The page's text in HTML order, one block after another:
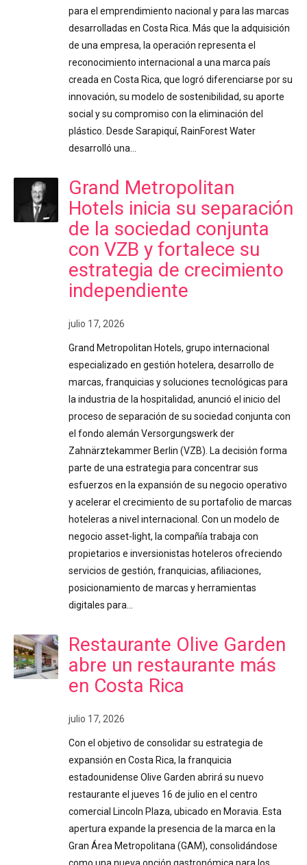
para el emprendimiento nacional y para las marcas
desarrolladas en Costa Rica. Más que la adquisición
de una empresa, la operación representa el
reconocimiento internacional a una marca país
creada en Costa Rica, que logró diferenciarse por su
innovación, su modelo de sostenibilidad, su aporte
social y su compromiso con la eliminación del
plástico. Desde Sarapiquí, RainForest Water
desarrolló una…
Grand Metropolitan
Hotels inicia su separación
de la sociedad conjunta
con VZB y fortalece su
estrategia de crecimiento
independiente
julio 17, 2026
Grand Metropolitan Hotels, grupo internacional
especializado en gestión hotelera, desarrollo de
marcas, franquicias y soluciones tecnológicas para
la industria de la hospitalidad, anunció el inicio del
proceso de separación de su sociedad conjunta con
el fondo alemán Versorgungswerk der
Zahnärztekammer Berlin (VZB). La decisión forma
parte de una estrategia para concentrar sus
esfuerzos en la expansión de su negocio operativo
y acelerar el crecimiento de su portafolio de marcas
hoteleras a nivel internacional. Con un modelo de
negocio asset-light, la compañía trabaja con
propietarios e inversionistas hoteleros ofreciendo
servicios de gestión, franquicias, afiliaciones,
posicionamiento de marcas y herramientas
digitales para…
Restaurante Olive Garden
abre un restaurante más
en Costa Rica
julio 17, 2026
Con el objetivo de consolidar su estrategia de
expansión en Costa Rica, la franquicia
estadounidense Olive Garden abrirá su nuevo
restaurante el jueves 16 de julio en el centro
comercial Lincoln Plaza, ubicado en Moravia. Esta
apertura expande la presencia de la marca en la
Gran Área Metropolitana (GAM), consolidándose